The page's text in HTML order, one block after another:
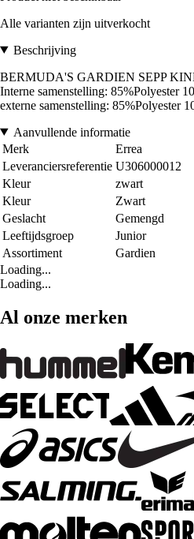
Alle varianten zijn uitverkocht
Beschrijving
BERMUDA'S GARDIEN SEPP
Interne samenstelling: 85%Polyester
externe samenstelling: 85%Polyester
Aanvullende informatie
Merk
Errea
Leveranciersreferentie U306000012
Kleur
zwart
Kleur
Zwart
Geslacht
Gemengd
Leeftijdsgroep
Junior
Assortiment
Gardien
Loading...
Loading...
Al onze merken